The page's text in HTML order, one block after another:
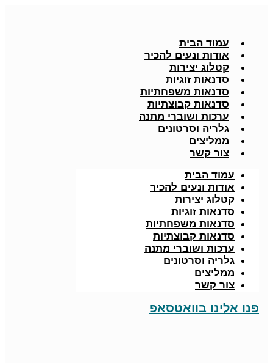
עמוד הבית
אודות ונעים להכיר
קטלוג יצירות
סדנאות זוגיות
סדנאות משפחתיות
סדנאות קבוצתיות
ערכות ושוברי מתנה
גלריה וסרטונים
ממליצים
צור קשר
עמוד הבית
אודות ונעים להכיר
קטלוג יצירות
סדנאות זוגיות
סדנאות משפחתיות
סדנאות קבוצתיות
ערכות ושוברי מתנה
גלריה וסרטונים
ממליצים
צור קשר
פנו אלינו בוואטסאפ